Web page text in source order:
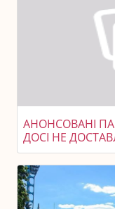
АНОНСОВАНІ
ДОСІ НЕ